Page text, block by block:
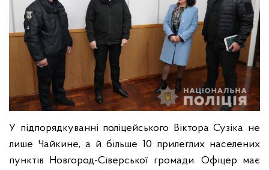
У підпорядкуванні поліцейського Віктора Сузіка не
лише Чайкине, а й більше 10 прилеглих населених
пунктів Новгород-Сіверської громади. Офіцер має